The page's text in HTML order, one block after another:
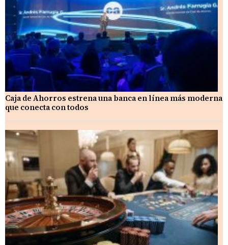
Caja de Ahorros estrena una banca en línea más moderna
que conecta con todos